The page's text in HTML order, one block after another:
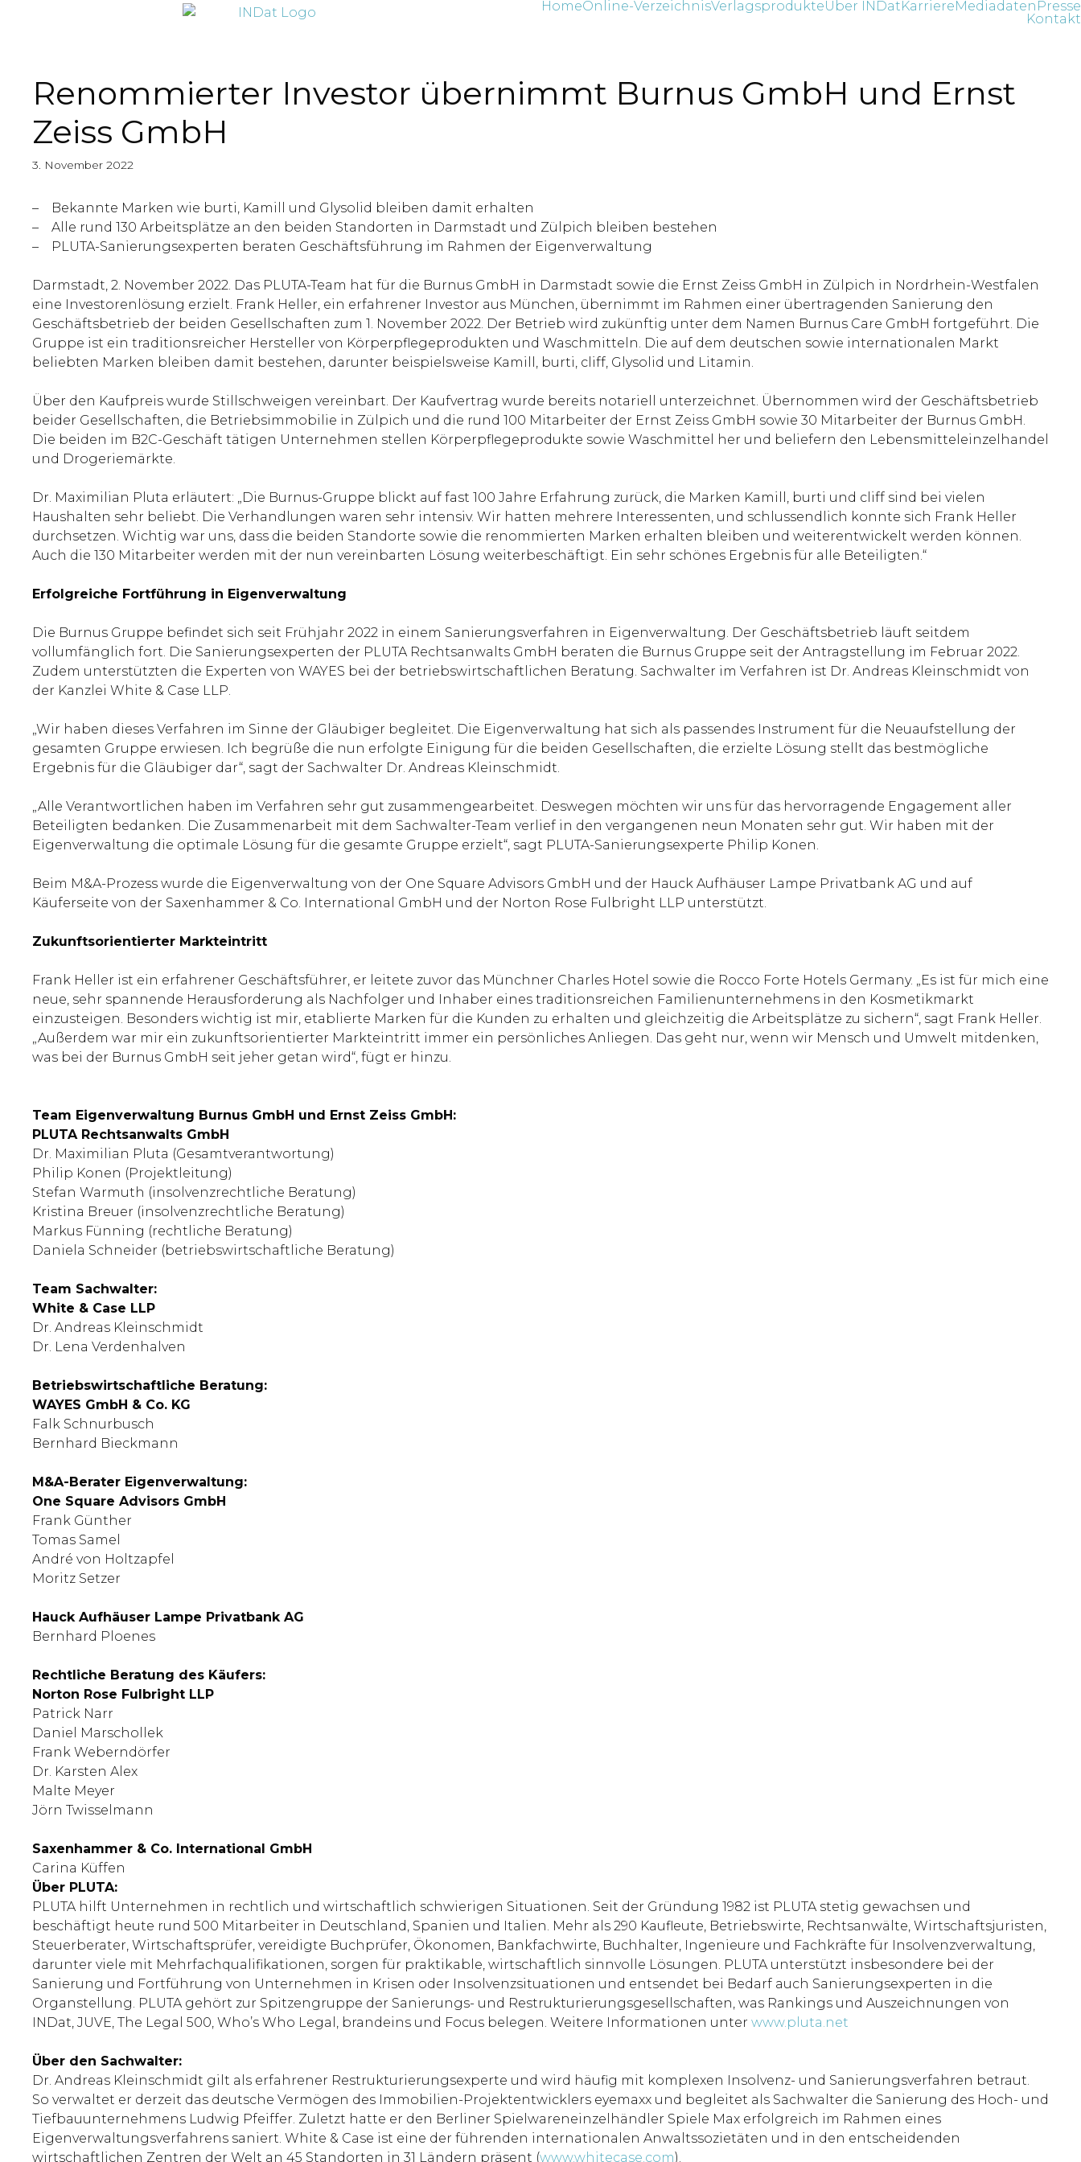
HomeOnline-VerzeichnisVerlagsprodukteÜber INDatKarriereMediadaten Presse
Kontakt
Renommierter Investor übernimmt Burnus GmbH und Ernst
Zeiss GmbH
3. November 2022
– Bekannte Marken wie burti, Kamill und Glysolid bleiben damit erhalten
– Alle rund 130 Arbeitsplätze an den beiden Standorten in Darmstadt und Zülpich bleiben bestehen
– PLUTA-Sanierungsexperten beraten Geschäftsführung im Rahmen der Eigenverwaltung
Darmstadt, 2. November 2022. Das PLUTA-Team hat für die Burnus GmbH in Darmstadt sowie die Ernst Zeiss GmbH in Zülpich in Nordrhein-Westfalen
eine Investorenlösung erzielt. Frank Heller, ein erfahrener Investor aus München, übernimmt im Rahmen einer übertragenden Sanierung den
Geschäftsbetrieb der beiden Gesellschaften zum 1. November 2022. Der Betrieb wird zukünftig unter dem Namen Burnus Care GmbH fortgeführt. Die
Gruppe ist ein traditionsreicher Hersteller von Körperpflegeprodukten und Waschmitteln. Die auf dem deutschen sowie internationalen Markt
beliebten Marken bleiben damit bestehen, darunter beispielsweise Kamill, burti, cliff, Glysolid und Litamin.
Über den Kaufpreis wurde Stillschweigen vereinbart. Der Kaufvertrag wurde bereits notariell unterzeichnet. Übernommen wird der Geschäftsbetrieb
beider Gesellschaften, die Betriebsimmobilie in Zülpich und die rund 100 Mitarbeiter der Ernst Zeiss GmbH sowie 30 Mitarbeiter der Burnus GmbH.
Die beiden im B2C-Geschäft tätigen Unternehmen stellen Körperpflegeprodukte sowie Waschmittel her und beliefern den Lebensmitteleinzelhandel
und Drogeriemärkte.
Dr. Maximilian Pluta erläutert: „Die Burnus-Gruppe blickt auf fast 100 Jahre Erfahrung zurück, die Marken Kamill, burti und cliff sind bei vielen
Haushalten sehr beliebt. Die Verhandlungen waren sehr intensiv. Wir hatten mehrere Interessenten, und schlussendlich konnte sich Frank Heller
durchsetzen. Wichtig war uns, dass die beiden Standorte sowie die renommierten Marken erhalten bleiben und weiterentwickelt werden können.
Auch die 130 Mitarbeiter werden mit der nun vereinbarten Lösung weiterbeschäftigt. Ein sehr schönes Ergebnis für alle Beteiligten.“
Erfolgreiche Fortführung in Eigenverwaltung
Die Burnus Gruppe befindet sich seit Frühjahr 2022 in einem Sanierungsverfahren in Eigenverwaltung. Der Geschäftsbetrieb läuft seitdem
vollumfänglich fort. Die Sanierungsexperten der PLUTA Rechtsanwalts GmbH beraten die Burnus Gruppe seit der Antragstellung im Februar 2022.
Zudem unterstützten die Experten von WAYES bei der betriebswirtschaftlichen Beratung. Sachwalter im Verfahren ist Dr. Andreas Kleinschmidt von
der Kanzlei White & Case LLP.
„Wir haben dieses Verfahren im Sinne der Gläubiger begleitet. Die Eigenverwaltung hat sich als passendes Instrument für die Neuaufstellung der
gesamten Gruppe erwiesen. Ich begrüße die nun erfolgte Einigung für die beiden Gesellschaften, die erzielte Lösung stellt das bestmögliche
Ergebnis für die Gläubiger dar“, sagt der Sachwalter Dr. Andreas Kleinschmidt.
„Alle Verantwortlichen haben im Verfahren sehr gut zusammengearbeitet. Deswegen möchten wir uns für das hervorragende Engagement aller
Beteiligten bedanken. Die Zusammenarbeit mit dem Sachwalter-Team verlief in den vergangenen neun Monaten sehr gut. Wir haben mit der
Eigenverwaltung die optimale Lösung für die gesamte Gruppe erzielt“, sagt PLUTA-Sanierungsexperte Philip Konen.
Beim M&A-Prozess wurde die Eigenverwaltung von der One Square Advisors GmbH und der Hauck Aufhäuser Lampe Privatbank AG und auf
Käuferseite von der Saxenhammer & Co. International GmbH und der Norton Rose Fulbright LLP unterstützt.
Zukunftsorientierter Markteintritt
Frank Heller ist ein erfahrener Geschäftsführer, er leitete zuvor das Münchner Charles Hotel sowie die Rocco Forte Hotels Germany. „Es ist für mich eine
neue, sehr spannende Herausforderung als Nachfolger und Inhaber eines traditionsreichen Familienunternehmens in den Kosmetikmarkt
einzusteigen. Besonders wichtig ist mir, etablierte Marken für die Kunden zu erhalten und gleichzeitig die Arbeitsplätze zu sichern“, sagt Frank Heller.
„Außerdem war mir ein zukunftsorientierter Markteintritt immer ein persönliches Anliegen. Das geht nur, wenn wir Mensch und Umwelt mitdenken,
was bei der Burnus GmbH seit jeher getan wird“, fügt er hinzu.
Team Eigenverwaltung Burnus GmbH und Ernst Zeiss GmbH:
PLUTA Rechtsanwalts GmbH
Dr. Maximilian Pluta (Gesamtverantwortung)
Philip Konen (Projektleitung)
Stefan Warmuth (insolvenzrechtliche Beratung)
Kristina Breuer (insolvenzrechtliche Beratung)
Markus Fünning (rechtliche Beratung)
Daniela Schneider (betriebswirtschaftliche Beratung)
Team Sachwalter:
White & Case LLP
Dr. Andreas Kleinschmidt
Dr. Lena Verdenhalven
Betriebswirtschaftliche Beratung:
WAYES GmbH & Co. KG
Falk Schnurbusch
Bernhard Bieckmann
M&A-Berater Eigenverwaltung:
One Square Advisors GmbH
Frank Günther
Tomas Samel
André von Holtzapfel
Moritz Setzer
Hauck Aufhäuser Lampe Privatbank AG
Bernhard Ploenes
Rechtliche Beratung des Käufers:
Norton Rose Fulbright LLP
Patrick Narr
Daniel Marschollek
Frank Weberndörfer
Dr. Karsten Alex
Malte Meyer
Jörn Twisselmann
Saxenhammer & Co. International GmbH
Carina Küffen
Über PLUTA:
PLUTA hilft Unternehmen in rechtlich und wirtschaftlich schwierigen Situationen. Seit der Gründung 1982 ist PLUTA stetig gewachsen und
beschäftigt heute rund 500 Mitarbeiter in Deutschland, Spanien und Italien. Mehr als 290 Kaufleute, Betriebswirte, Rechtsanwälte, Wirtschaftsjuristen,
Steuerberater, Wirtschaftsprüfer, vereidigte Buchprüfer, Ökonomen, Bankfachwirte, Buchhalter, Ingenieure und Fachkräfte für Insolvenzverwaltung,
darunter viele mit Mehrfachqualifikationen, sorgen für praktikable, wirtschaftlich sinnvolle Lösungen. PLUTA unterstützt insbesondere bei der
Sanierung und Fortführung von Unternehmen in Krisen oder Insolvenzsituationen und entsendet bei Bedarf auch Sanierungsexperten in die
Organstellung. PLUTA gehört zur Spitzengruppe der Sanierungs- und Restrukturierungsgesellschaften, was Rankings und Auszeichnungen von
INDat, JUVE, The Legal 500, Who’s Who Legal, brandeins und Focus belegen. Weitere Informationen unter www.pluta.net
Über den Sachwalter:
Dr. Andreas Kleinschmidt gilt als erfahrener Restrukturierungsexperte und wird häufig mit komplexen Insolvenz- und Sanierungsverfahren betraut.
So verwaltet er derzeit das deutsche Vermögen des Immobilien-Projektentwicklers eyemaxx und begleitet als Sachwalter die Sanierung des Hoch- und
Tiefbauunternehmens Ludwig Pfeiffer. Zuletzt hatte er den Berliner Spielwareneinzelhändler Spiele Max erfolgreich im Rahmen eines
Eigenverwaltungsverfahrens saniert. White & Case ist eine der führenden internationalen Anwaltssozietäten und in den entscheidenden
wirtschaftlichen Zentren der Welt an 45 Standorten in 31 Ländern präsent (www.whitecase.com).